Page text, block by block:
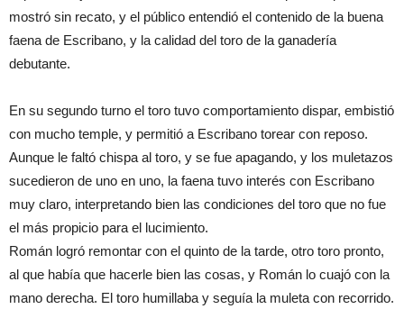
mostró sin recato, y el público entendió el contenido de la buena
faena de Escribano, y la calidad del toro de la ganadería
debutante.
En su segundo turno el toro tuvo comportamiento dispar, embistió
con mucho temple, y permitió a Escribano torear con reposo.
Aunque le faltó chispa al toro, y se fue apagando, y los muletazos
sucedieron de uno en uno, la faena tuvo interés con Escribano
muy claro, interpretando bien las condiciones del toro que no fue
el más propicio para el lucimiento.
Román logró remontar con el quinto de la tarde, otro toro pronto,
al que había que hacerle bien las cosas, y Román lo cuajó con la
mano derecha. El toro humillaba y seguía la muleta con recorrido.